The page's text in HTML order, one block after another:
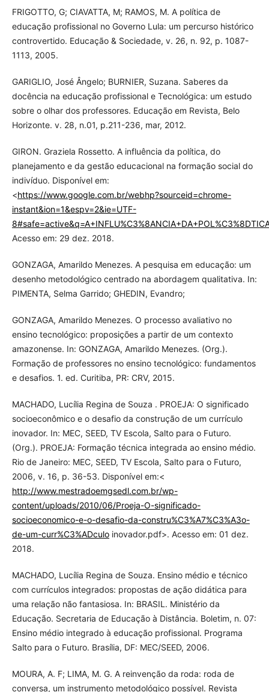
FRIGOTTO, G; CIAVATTA, M; RAMOS, M. A política de
educação profissional no Governo Lula: um percurso histórico
controvertido. Educação & Sociedade, v. 26, n. 92, p. 1087-
1113, 2005.
GARIGLIO, José Ângelo; BURNIER, Suzana. Saberes da
docência na educação profissional e Tecnológica: um estudo
sobre o olhar dos professores. Educação em Revista, Belo
Horizonte. v. 28, n.01, p.211-236, mar, 2012.
GIRON. Graziela Rossetto. A influência da política, do
planejamento e da gestão educacional na formação social do
indivíduo. Disponível em:
<https://www.google.com.br/webhp?sourceid=chrome-
instant&ion=1&espv=2&ie=UTF-
Acesso em: 29 dez. 2018.
GONZAGA, Amarildo Menezes. A pesquisa em educação: um
desenho metodológico centrado na abordagem qualitativa. In:
PIMENTA, Selma Garrido; GHEDIN, Evandro;
GONZAGA, Amarildo Menezes. O processo avaliativo no
ensino tecnológico: proposições a partir de um contexto
amazonense. In: GONZAGA, Amarildo Menezes. (Org.).
Formação de professores no ensino tecnológico: fundamentos
e desafios. 1. ed. Curitiba, PR: CRV, 2015.
MACHADO, Lucília Regina de Souza . PROEJA: O significado
socioeconômico e o desafio da construção de um currículo
inovador. In: MEC, SEED, TV Escola, Salto para o Futuro.
(Org.). PROEJA: Formação técnica integrada ao ensino médio.
Rio de Janeiro: MEC, SEED, TV Escola, Salto para o Futuro,
2006, v. 16, p. 36-53. Disponível em:<
http://www.mestradoemgsedl.com.br/wp-
content/uploads/2010/06/Proeja-O-significado-
socioeconomico-e-o-desafio-da-constru%C3%A7%C3%A3o-
de-um-curr%C3%ADculoinovador.pdf>. Acesso em: 01 dez.
2018.
MACHADO, Lucília Regina de Souza. Ensino médio e técnico
com currículos integrados: propostas de ação didática para
uma relação não fantasiosa. In: BRASIL. Ministério da
Educação. Secretaria de Educação à Distância. Boletim, n. 07:
Ensino médio integrado à educação profissional. Programa
Salto para o Futuro. Brasília, DF: MEC/SEED, 2006.
MOURA, A. F; LIMA, M. G. A reinvenção da roda: roda de
conversa, um instrumento metodológico possível. Revista